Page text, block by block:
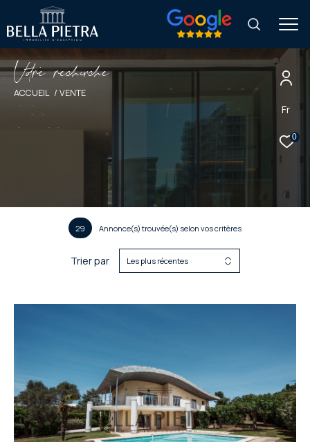
Fr
0
Vore recece
ACCUEIL VENTE
29 Annonce(s) trouvée(s) selon vos critères
Trier par Les plus récentes